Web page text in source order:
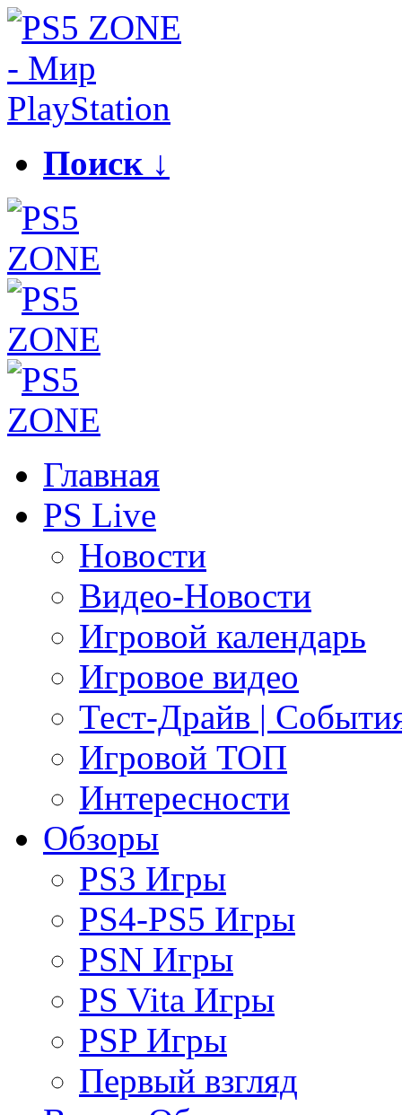
Поиск ↓
Главная
PS Live
Новости
Видео-Новости
Игровой календарь
Игровое видео
Тест-Драйв |
Игровой ТОП
Интересности
Обзоры
PS3 Игры
PS4-PS5 Игры
PSN Игры
PS Vita Игры
PSP Игры
Первый взгляд